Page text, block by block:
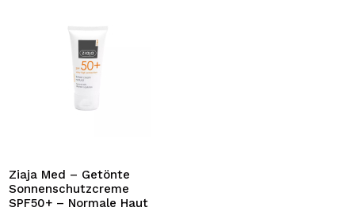
Ziaja Med – Getönte
Sonnenschutzcreme
SPF50+ – Normale Haut